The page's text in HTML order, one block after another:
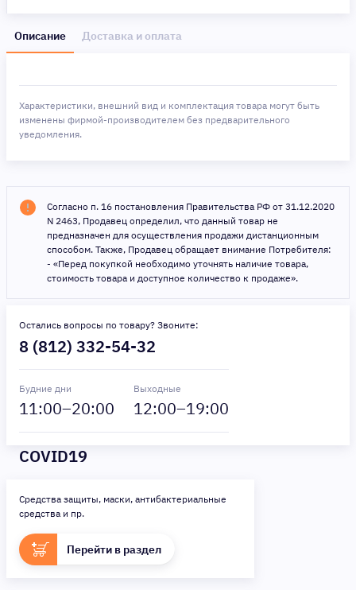
Описание Доставка и оплата
Характеристики, внешний вид и комплектация товара могут быть
изменены фирмой-производителем без предварительного
уведомления.
Согласно п. 16 постановления Правительства РФ от 31.12.2020
N 2463, Продавец определил, что данный товар не
предназначен для осуществления продажи дистанционным
способом. Также, Продавец обращает внимание Потребителя:
- «Перед покупкой необходимо уточнять наличие товара,
стоимость товара и доступное количество к продаже».
Остались вопросы по товару? Звоните:
8 (812) 332-54-32
Будние дни
11:00–20:00
Выходные
12:00–19:00
COVID19
Средства защиты, маски, антибактериальные
средства и пр.
Перейти в раздел